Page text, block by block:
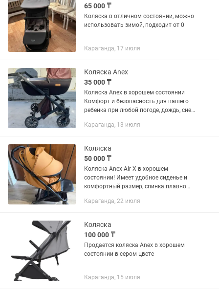
65 000 ₸
Коляска в отличном состоянии, можно
использовать зимой, подходит от 0
Караганда, 17 июля
Коляска Anex
35 000 ₸
Коляска Anex в хорошем состоянии
Комфорт и безопасность для вашего
ребенка при любой погоде, дождь, снег,
маневренная в любую погоду.
Караганда, 13 июля
Коляска
50 000 ₸
Коляска Anex Air-X в хорошем
состоянии! Имеет удобное сиденье и
комфортный размер, спинка плавно
системы. Капор имеет козырек и
задней...
Караганда, 22 июля
Коляска
100 000 ₸
Продается коляска Anex в хорошем
состоянии в сером цвете
Караганда, 15 июля